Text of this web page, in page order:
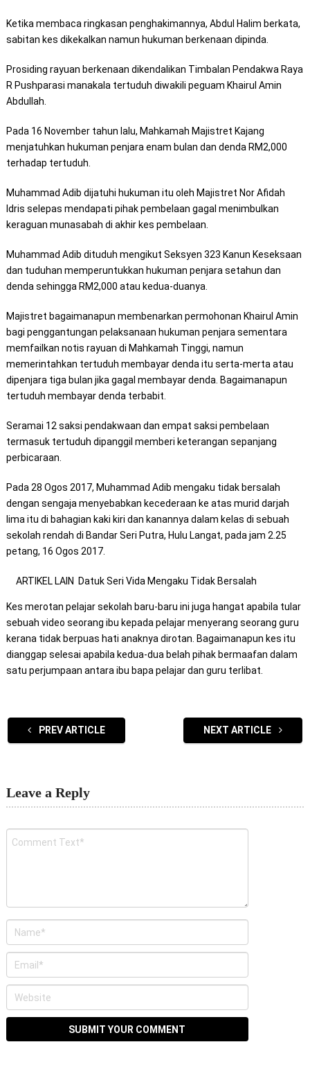
Ketika membaca ringkasan penghakimannya, Abdul Halim berkata,
sabitan kes dikekalkan namun hukuman berkenaan dipinda.
Prosiding rayuan berkenaan dikendalikan Timbalan Pendakwa Raya
R Pushparasi manakala tertuduh diwakili peguam Khairul Amin
Abdullah.
Pada 16 November tahun lalu, Mahkamah Majistret Kajang
menjatuhkan hukuman penjara enam bulan dan denda RM2,000
terhadap tertuduh.
Muhammad Adib dijatuhi hukuman itu oleh Majistret Nor Afidah
Idris selepas mendapati pihak pembelaan gagal menimbulkan
keraguan munasabah di akhir kes pembelaan.
Muhammad Adib dituduh mengikut Seksyen 323 Kanun Keseksaan
dan tuduhan memperuntukkan hukuman penjara setahun dan
denda sehingga RM2,000 atau kedua-duanya.
Majistret bagaimanapun membenarkan permohonan Khairul Amin
bagi penggantungan pelaksanaan hukuman penjara sementara
memfailkan notis rayuan di Mahkamah Tinggi, namun
memerintahkan tertuduh membayar denda itu serta-merta atau
dipenjara tiga bulan jika gagal membayar denda. Bagaimanapun
tertuduh membayar denda terbabit.
Seramai 12 saksi pendakwaan dan empat saksi pembelaan
termasuk tertuduh dipanggil memberi keterangan sepanjang
perbicaraan.
Pada 28 Ogos 2017, Muhammad Adib mengaku tidak bersalah
dengan sengaja menyebabkan kecederaan ke atas murid darjah
lima itu di bahagian kaki kiri dan kanannya dalam kelas di sebuah
sekolah rendah di Bandar Seri Putra, Hulu Langat, pada jam 2.25
petang, 16 Ogos 2017.
ARTIKEL LAIN Datuk Seri Vida Mengaku Tidak Bersalah
Kes merotan pelajar sekolah baru-baru ini juga hangat apabila tular
sebuah video seorang ibu kepada pelajar menyerang seorang guru
kerana tidak berpuas hati anaknya dirotan. Bagaimanapun kes itu
dianggap selesai apabila kedua-dua belah pihak bermaafan dalam
satu perjumpaan antara ibu bapa pelajar dan guru terlibat.
PREV ARTICLE NEXT ARTICLE
Leave a Reply